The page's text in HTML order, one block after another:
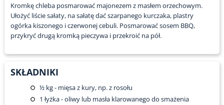
Kromkę chleba posmarować majonezem z masłem orzechowym.
Ułożyć liście sałaty, na sałatę dać szarpanego kurczaka, plastry
ogórka kiszonego i czerwonej cebuli. Posmarować sosem BBQ,
przykryć drugą kromką pieczywa i przekroić na pół.
SKŁADNIKI
½kg - mięsa z kury, np. z rosołu
1 łyżka - oliwy lub masła klarowanego do smażenia